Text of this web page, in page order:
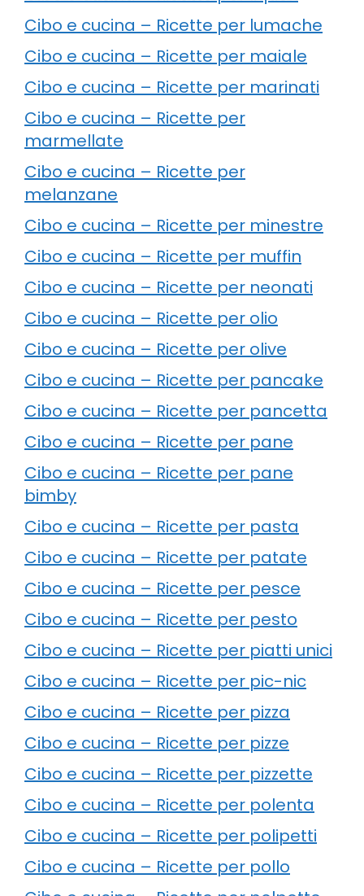
Cibo e cucina – Ricette per lumache
Cibo e cucina – Ricette per maiale
Cibo e cucina – Ricette per marinati
Cibo e cucina – Ricette per
marmellate
Cibo e cucina – Ricette per
melanzane
Cibo e cucina – Ricette per minestre
Cibo e cucina – Ricette per muffin
Cibo e cucina – Ricette per neonati
Cibo e cucina – Ricette per olio
Cibo e cucina – Ricette per olive
Cibo e cucina – Ricette per pancake
Cibo e cucina – Ricette per pancetta
Cibo e cucina – Ricette per pane
Cibo e cucina – Ricette per pane
bimby
Cibo e cucina – Ricette per pasta
Cibo e cucina – Ricette per patate
Cibo e cucina – Ricette per pesce
Cibo e cucina – Ricette per pesto
Cibo e cucina – Ricette per piatti unici
Cibo e cucina – Ricette per pic-nic
Cibo e cucina – Ricette per pizza
Cibo e cucina – Ricette per pizze
Cibo e cucina – Ricette per pizzette
Cibo e cucina – Ricette per polenta
Cibo e cucina – Ricette per polipetti
Cibo e cucina – Ricette per pollo